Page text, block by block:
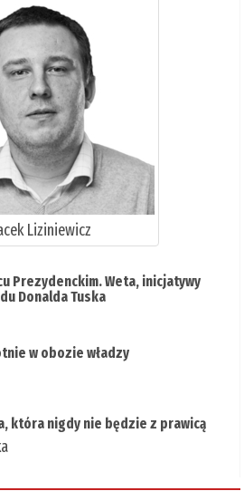
Liziniewicz
Prezydenckim. Weta, inicjatywy
Donalda Tuska
w obozie władzy
która nigdy nie będzie z prawicą